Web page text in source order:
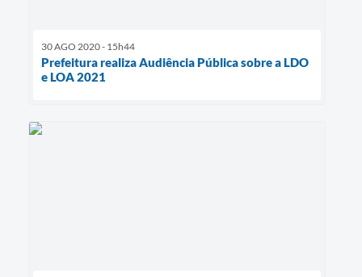
30 AGO 2020 - 15h44
Prefeitura realiza Audiência Pública sobre a LDO
e LOA 2021